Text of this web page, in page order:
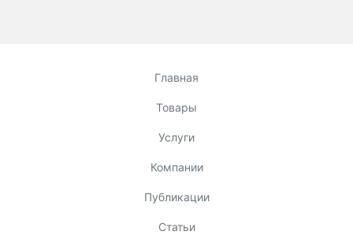
Главная
Товары
Услуги
Компании
Публикации
Статьи